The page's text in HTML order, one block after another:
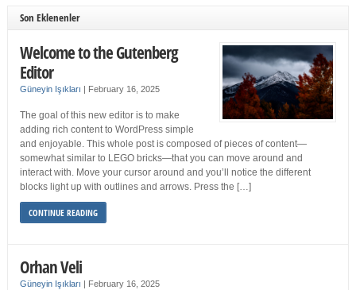
Son Eklenenler
Welcome to the Gutenberg
Editor
Güneyin Işıkları | February 16, 2025
The goal of this new editor is to make
adding rich content to WordPress simple
and enjoyable. This whole post is composed of pieces of content—
somewhat similar to LEGO bricks—that you can move around and
interact with. Move your cursor around and you’ll notice the different
blocks light up with outlines and arrows. Press the […]
CONTINUE READING
Orhan Veli
Güneyin Işıkları | February 16, 2025